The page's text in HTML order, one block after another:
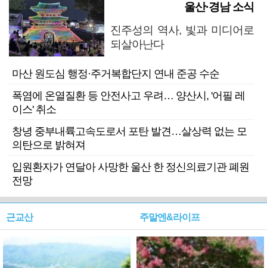
울산·경남 소식
진주성의 역사, 빛과 미디어로
되살아난다
마산 원도심 행정·주거복합단지 연내 준공 수순
폭염에 온열질환 등 안전사고 우려… 양산시, '어필 레
이스' 취소
창녕 중부내륙고속도로서 포탄 발견…살상력 없는 모
의탄으로 밝혀져
입원환자가 연달아 사망한 울산 한 정신의료기관 폐원
전망
근교산 주말엔&라이프